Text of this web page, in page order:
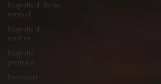
Biografie di donne
notevoli
Biografie di
scrittori
Biografie
premiate
Benessere